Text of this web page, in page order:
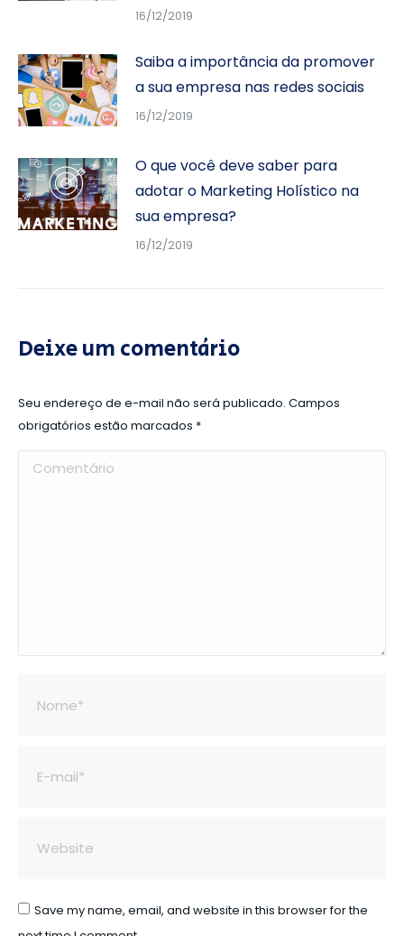
16/12/2019
Saiba a importância da promover
a sua empresa nas redes sociais
16/12/2019
O que você deve saber para
adotar o Marketing Holístico na
sua empresa?
16/12/2019
Deixe um comentário
Seu endereço de e-mail não será publicado. Campos
obrigatórios estão marcados *
Comentário
Save my name, email, and website in this browser for the